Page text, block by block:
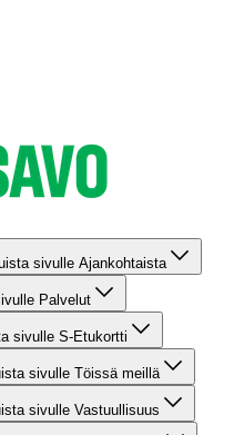
sivulle Ajankohtaista
Palvelut
sivulle S-Etukortti
sivulle Töissä meillä
sivulle Vastuullisuus